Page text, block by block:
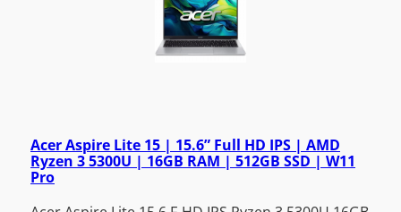
Acer Aspire Lite 15 | 15.6” Full HD IPS | AMD
Ryzen 3 5300U | 16GB RAM | 512GB SSD | W11
Pro